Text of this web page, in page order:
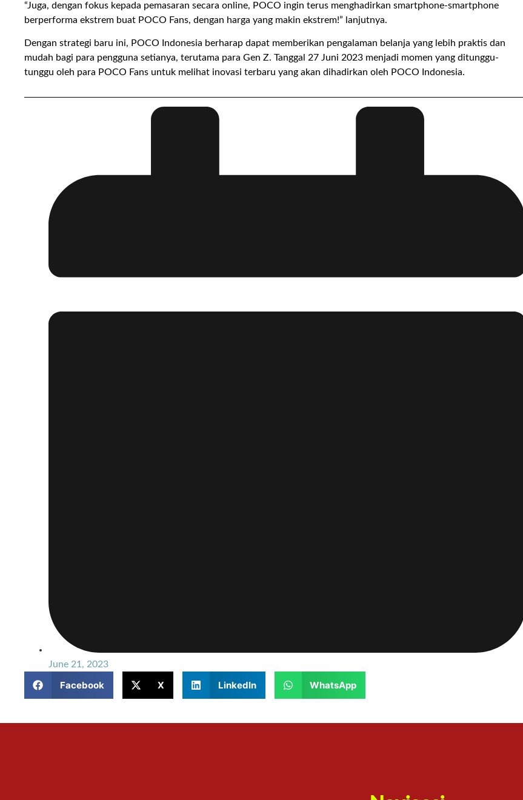
“Juga, dengan fokus kepada pemasaran secara online, POCO ingin terus menghadirkan smartphone-smartphone
berperforma ekstrem buat POCO Fans, dengan harga yang makin ekstrem!” lanjutnya.
Dengan strategi baru ini, POCO Indonesia berharap dapat memberikan pengalaman belanja yang lebih praktis dan
mudah bagi para pengguna setianya, terutama para Gen Z. Tanggal 27 Juni 2023 menjadi momen yang ditunggu-
tunggu oleh para POCO Fans untuk melihat inovasi terbaru yang akan dihadirkan oleh POCO Indonesia.
June 21, 2023
Facebook X LinkedIn WhatsApp